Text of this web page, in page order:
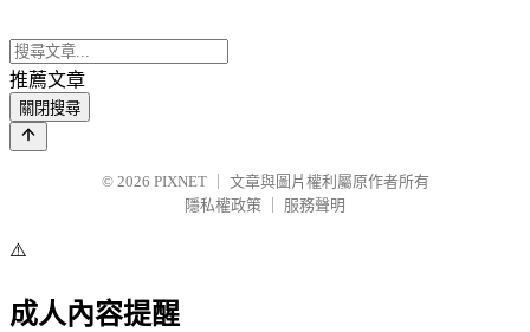
推薦文章
關閉搜尋
© 2026 PIXNET
文章與圖片權利屬原作者所有
隱私權政策
服務聲明
⚠️
成人內容提醒